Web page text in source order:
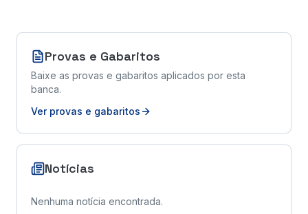
Provas e Gabaritos
Baixe as provas e gabaritos aplicados por esta
banca.
Ver provas e gabaritos
Notícias
Nenhuma notícia encontrada.